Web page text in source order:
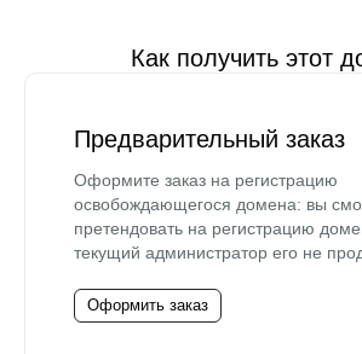
Как получить этот
Предварительный заказ
Оформите заказ на регистрацию
освобождающегося домена: вы
претендовать на регистрацию
текущий администратор его не
Оформить заказ